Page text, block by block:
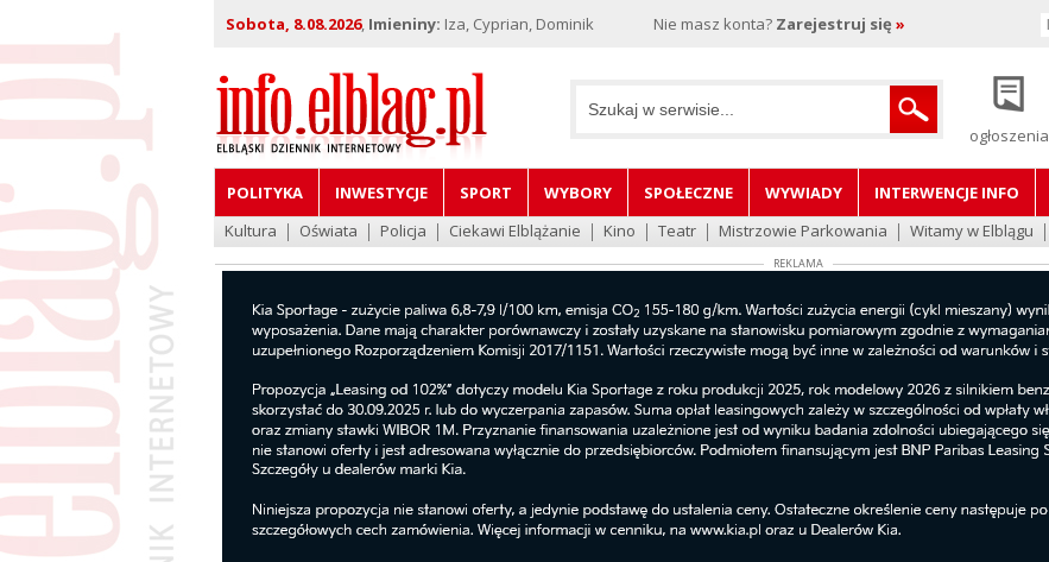
Sobota, 8.08.2026, Imieniny: Iza, Cyprian, Dominik Nie masz konta? Zarejestruj się »
ogłoszenia
POLITYKA INWESTYCJE SPORT WYBORY SPOŁECZNE WYWIADY INTERWENCJE INFO
Kultura
Oświata Policja Ciekawi Elblążanie Kino Teatr Mistrzowie Parkowania Witamy w Elblągu
REKLAMA